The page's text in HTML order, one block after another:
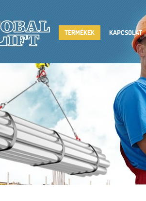
TERMÉKEK KAPCSOLAT